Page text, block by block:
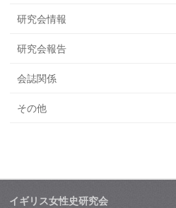
研究会情報
研究会報告
会誌関係
その他
イギリス女性史研究会